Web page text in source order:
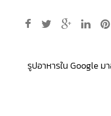
Post
navigation
รูปอาหารใน Google